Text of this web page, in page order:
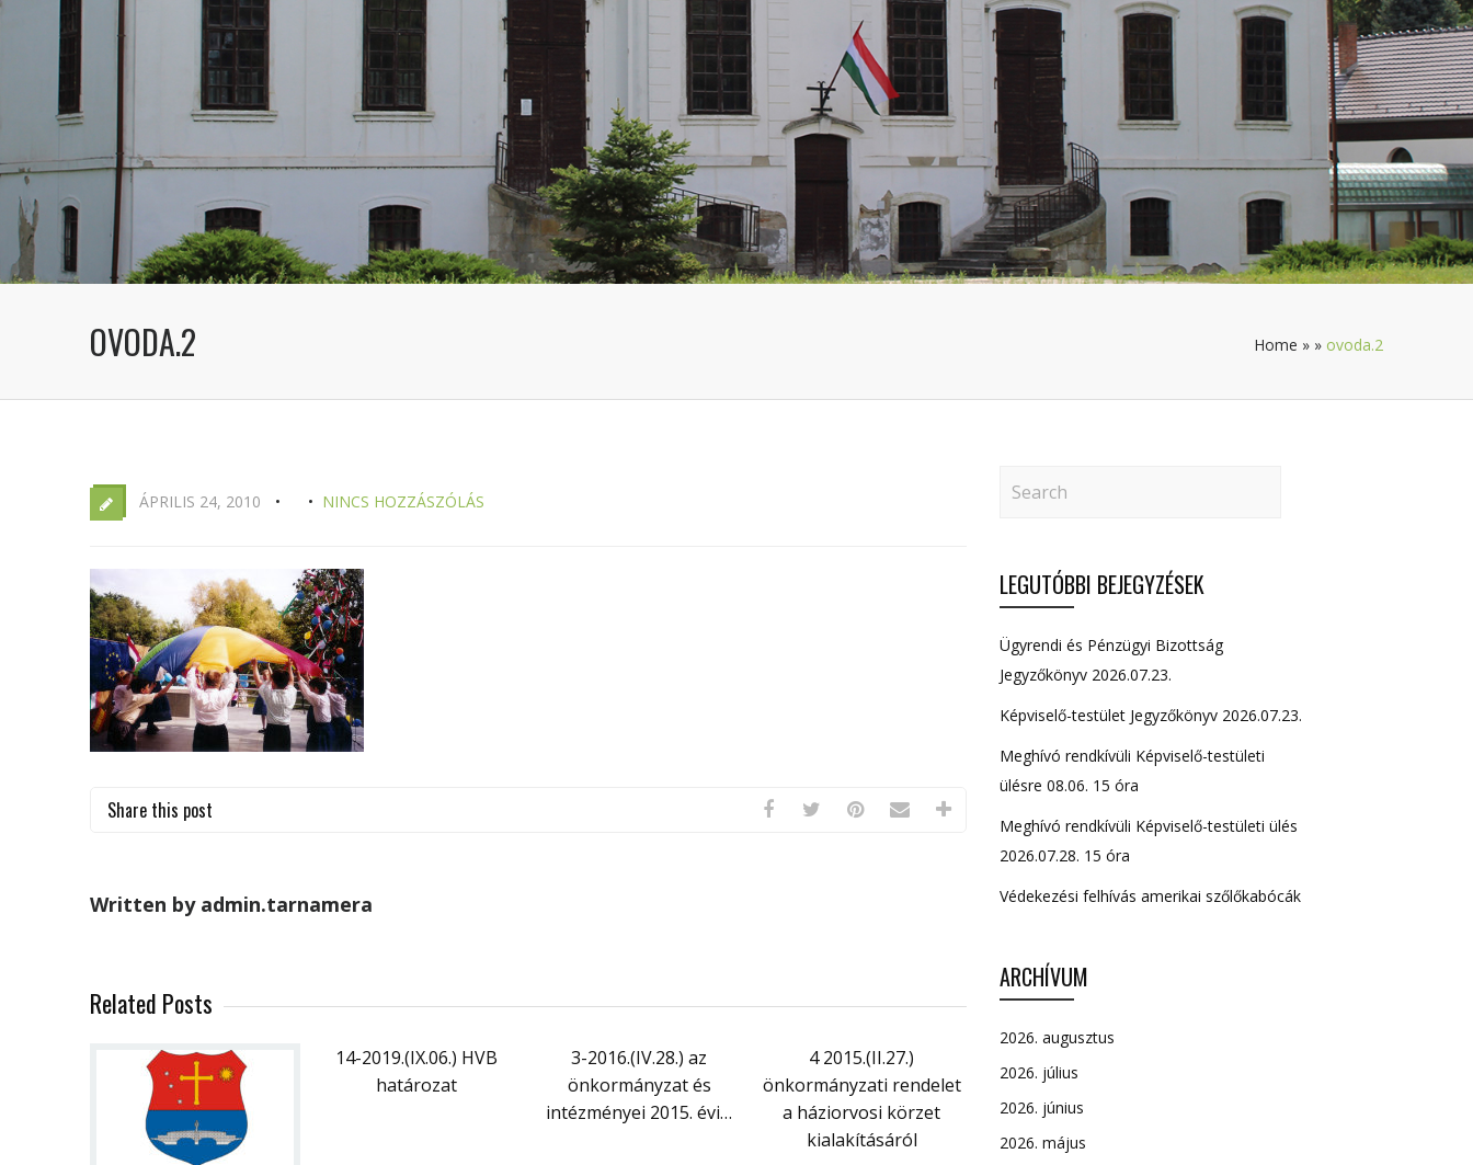
OVODA.2 Home » » ovoda.2
ÁPRILIS 24, 2010 NINCS HOZZÁSZÓLÁS
Share this post
Written by admin.tarnamera
Related Posts
14-2019.(IX.06.) HVB
határozat
3-2016.(IV.28.) az
önkormányzat és
intézményei 2015. évi…
4 2015.(II.27.)
önkormányzati rendelet
a háziorvosi körzet
kialakításáról
LEGUTÓBBI BEJEGYZÉSEK
Ügyrendi és Pénzügyi Bizottság
Jegyzőkönyv 2026.07.23.
Képviselő-testület Jegyzőkönyv 2026.07.23.
Meghívó rendkívüli Képviselő-testületi
ülésre 08.06. 15 óra
Meghívó rendkívüli Képviselő-testületi ülés
2026.07.28. 15 óra
Védekezési felhívás amerikai szőlőkabócák
ARCHÍVUM
2026. augusztus
2026. július
2026. június
2026. május